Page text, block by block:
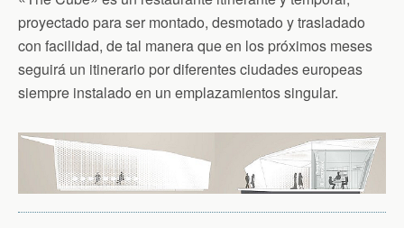
proyectado para ser montado, desmotado y trasladado
con facilidad, de tal manera que en los próximos meses
seguirá un itinerario por diferentes ciudades europeas
siempre instalado en un emplazamientos singular.